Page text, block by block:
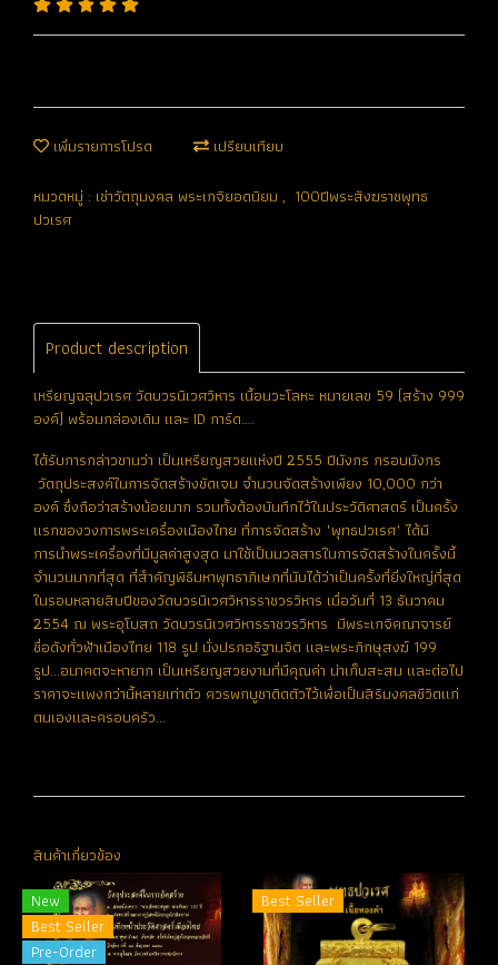
เพิ่มรายการโปรด เปรียบเทียบ
หมวดหมู่ : เช่าวัตถุมงคล พระเกจิยอดนิยม , 100ปีพระสังฆราชพุทธ
ปวเรศ
Product description
เหรียญฉลุปวเรศ วัดบวรนิเวศวิหาร เนื้อนวะโลหะ หมายเลข 59 (สร้าง 999
องค์) พร้อมกล่องเดิม และ ID การ์ด....
ได้รับการกล่าวขานว่า เป็นเหรียญสวยแห่งปี 2555 ปีมังกร กรอบมังกร
วัตถุประสงค์ในการจัดสร้างชัดเจน จำนวนจัดสร้างเพียง 10,000 กว่า
องค์ ซึ่งถือว่าสร้างน้อยมาก รวมทั้งต้องบันทึกไว้ในประวัติศาสตร์ เป็นครั้ง
แรกของวงการพระเครื่องเมืองไทย ที่การจัดสร้าง "พุทธปวเรศ" ได้มี
การนำพระเครื่องที่มีมูลค่าสูงสุด มาใช้เป็นมวลสารในการจัดสร้างในครั้งนี้
จำนวนมากที่สุด ที่สำคัญพิธีมหาพุทธาภิเษกที่นับได้ว่าเป็นครั้งที่ยิ่งใหญ่ที่สุด
ในรอบหลายสิบปีของวัดบวรนิเวศวิหารราชวรวิหาร เมื่อวันที่ 13 ธันวาคม
2554 ณ พระอุโบสถ วัดบวรนิเวศวิหารราชวรวิหาร มีพระเกจิคณาจารย์
ชื่อดังทั่วฟ้าเมืองไทย 118 รูป นั่งปรกอธิฐานจิต และพระภิกษุสงฆ์ 199
รูป...อนาคตจะหายาก เป็นเหรียญสวยงามที่มีคุณค่า น่าเก็บสะสม และต่อไป
ราคาจะแพงกว่านี้หลายเท่าตัว ควรพกบูชาติดตัวไว้เพื่อเป็นสิริมงคลชีวิตแก่
ตนเองและครอบครัว...
สินค้าเกี่ยวข้อง
New
Best Seller
Pre-Order
Best Seller